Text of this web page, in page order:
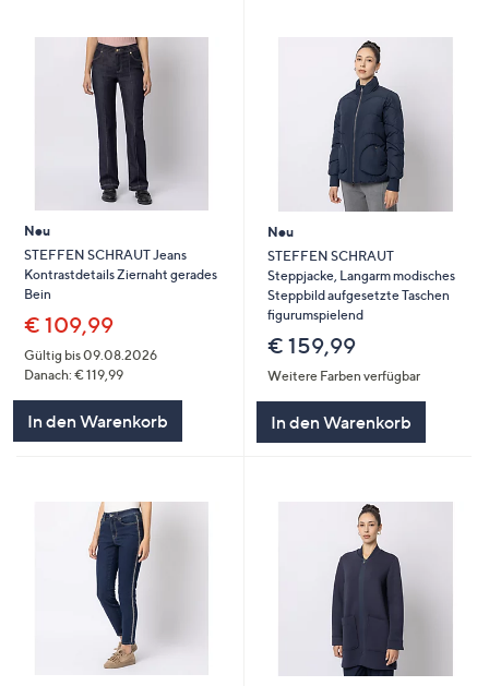
Neu
STEFFEN SCHRAUT Jeans
Kontrastdetails Ziernaht gerades
Bein
€ 109,99
Gültig bis 09.08.2026
Danach: € 119,99
In den Warenkorb
Neu
STEFFEN SCHRAUT
Steppjacke, Langarm modisches
Steppbild aufgesetzte Taschen
figurumspielend
€ 159,99
Weitere Farben verfügbar
In den Warenkorb